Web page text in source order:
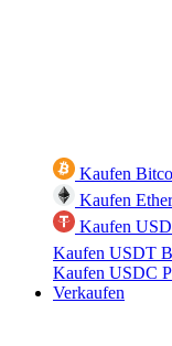
Kaufen
Kaufen
Kaufen
Kaufen USDT
Kaufen USDC
Verkaufen